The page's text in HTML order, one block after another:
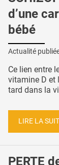
d’une
bébé
Actualité
Ce lien entre
vitamine D et
tard dans la
LIRE LA
PERTE